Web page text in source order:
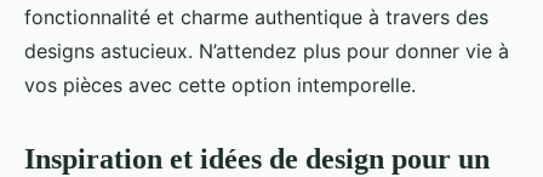
fonctionnalité et charme authentique à travers des
designs astucieux. N’attendez plus pour donner vie à
vos pièces avec cette option intemporelle.
Inspiration et idées de design pour un